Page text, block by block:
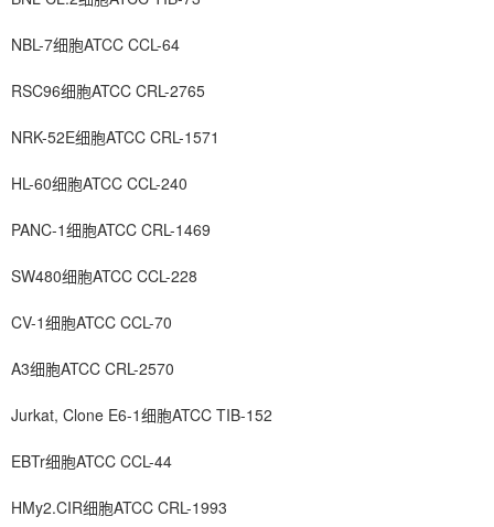
NBL-7细胞ATCC CCL-64
RSC96细胞ATCC CRL-2765
NRK-52E细胞ATCC CRL-1571
HL-60细胞ATCC CCL-240
PANC-1细胞ATCC CRL-1469
SW480细胞ATCC CCL-228
CV-1细胞ATCC CCL-70
A3细胞ATCC CRL-2570
Jurkat, Clone E6-1细胞ATCC TIB-152
EBTr细胞ATCC CCL-44
HMy2.CIR细胞ATCC CRL-1993